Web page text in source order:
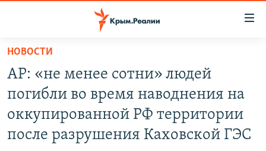
Вернуться
основному
содержанию
главной
СПЕЦПРОЕКТЫ
КАРТА ВОЕННЫХ ОБЪЕКТОВ КРЫМА
НОВОСТИ
AP: «не менее сотни» людей
погибли во время наводнения на
оккупированной РФ территории
после разрушения Каховской ГЭС